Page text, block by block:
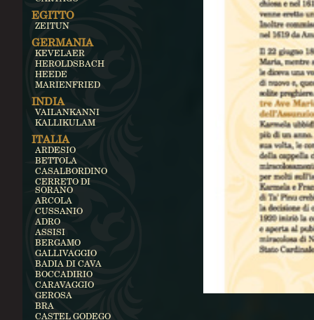
EGITTO
ZEITUN
GERMANIA
KEVELAER
HEROLDSBACH
HEEDE
MARIENFRIED
INDIA
VAILANKANNI
KALLIKULAM
ITALIA
ARDESIO
BETTOLA
CASALBORDINO
CERRETO DI
SORANO
ARCOLA
CUSSANIO
ADRO
ASSISI
BERGAMO
GALLIVAGGIO
BADIA DI CAVA
BOCCADIRIO
CARAVAGGIO
GEROSA
BRA
CASTEL GODEGO